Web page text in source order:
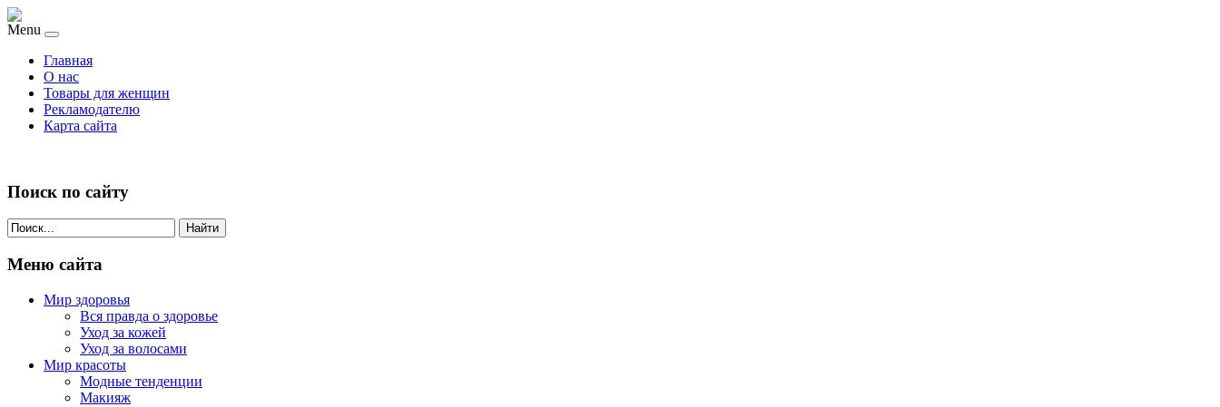
Menu
Главная
О нас
Товары для женщин
Рекламодателю
Карта сайта
Поиск по сайту
Найти
Меню сайта
Мир здоровья
Вся правда о здоровье
Уход за кожей
Уход за волосами
Мир красоты
Модные тенденции
Макияж